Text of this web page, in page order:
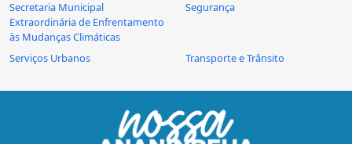
Secretaria Municipal
Extraordinária de Enfrentamento
às Mudanças Climáticas
Segurança
Serviços Urbanos Transporte e Trânsito